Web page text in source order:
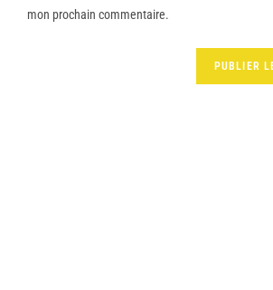
mon prochain commentaire.